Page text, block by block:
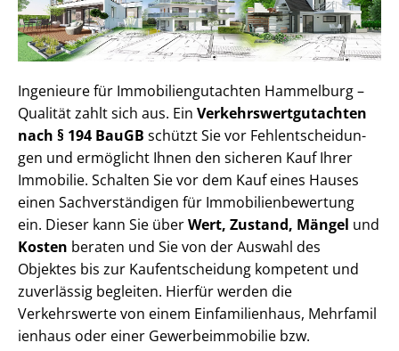
Ingenieure für Im­mo­bi­li­en­gut­ach­ten Hammelburg –
Qualität zahlt sich aus. Ein Ver­kehrs­wert­gut­ach­ten
nach § 194 BauGB schützt Sie vor Fehl­ent­schei­dun­
gen und ermöglicht Ihnen den sicheren Kauf Ihrer
Immobilie. Schalten Sie vor dem Kauf eines Hauses
einen Sach­ver­stän­di­gen für Im­mo­bi­li­en­be­wer­tung
ein. Dieser kann Sie überWert, Zustand, Mängel und
Kosten beraten und Sie von der Auswahl des
Objektes bis zur Kauf­ent­schei­dung kompetent und
zuverlässig begleiten. Hierfür werden die
Verkehrswerte von einem Einfamilienhaus, Mehr­fa­mi­l
i­en­haus oder einer Ge­wer­be­im­mo­bi­lie bzw.